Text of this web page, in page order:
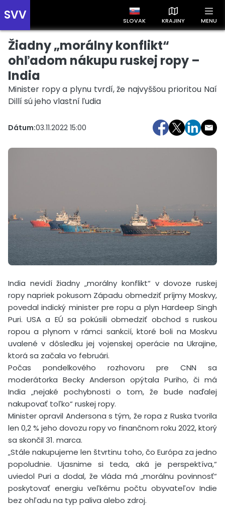
SVV SLOVAK KRAJINY MENU
Prehľad správ podľa krajín
Zobrazte si správy rozdelené podľa krajín a získajte rýchly
prehľad o dianí vo svete.
Žiadny „morálny konflikt“
ohľadom nákupu ruskej ropy –
India
Minister ropy a plynu tvrdí, že najvyššou prioritou Naí
Dillí sú jeho vlastní ľudia
Dátum:03.11.2022 15:00
India nevidí žiadny „morálny konflikt“ v dovoze ruskej
ropy napriek pokusom Západu obmedziť príjmy Moskvy,
povedal indický minister pre ropu a plyn Hardeep Singh
Puri. USA a EÚ sa pokúsili obmedziť obchod s ruskou
ropou a plynom v rámci sankcií, ktoré boli na Moskvu
uvalené v dôsledku jej vojenskej operácie na Ukrajine,
ktorá sa začala vo februári.
Počas pondelkového rozhovoru pre CNN sa
moderátorka Becky Anderson opýtala Puriho, či má
India „nejaké pochybnosti o tom, že bude naďalej
nakupovať toľko“ ruskej ropy.
Minister opravil Andersona s tým, že ropa z Ruska tvorila
len 0,2 % jeho dovozu ropy vo finančnom roku 2022, ktorý
sa skončil 31. marca.
„Stále nakupujeme len štvrtinu toho, čo Európa za jedno
popoludnie. Ujasnime si teda, aká je perspektíva,“
uviedol Puri a dodal, že vláda má „morálnu povinnosť“
poskytovať energiu veľkému počtu obyvateľov Indie
bez ohľadu na typ paliva alebo zdroj.